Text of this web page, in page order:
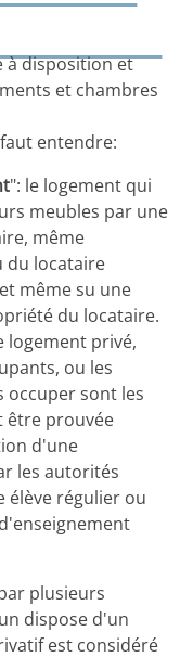
à disposition et
et chambres
entendre:
": le logement qui
meubles par une
même
du locataire
même su une
du locataire.
logement privé,
ou les
occuper sont les
être prouvée
d'une
les autorités
élève régulier ou
plusieurs
dispose d'un
est considéré